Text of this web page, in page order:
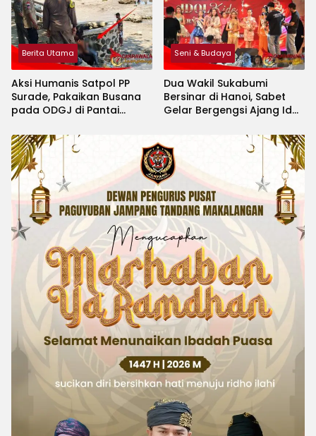
Berita Utama
Aksi Humanis Satpol PP
Surade, Pakaikan Busana
pada ODGJ di Pantai
Seni & Budaya
Dua Wakil Sukabumi
Bersinar di Hanoi, Sabet
Gelar Bergengsi Ajang Idol